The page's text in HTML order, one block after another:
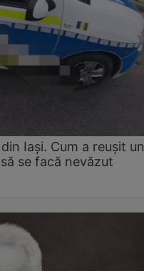
Iași. Cum a reușit un
se facă nevăzut